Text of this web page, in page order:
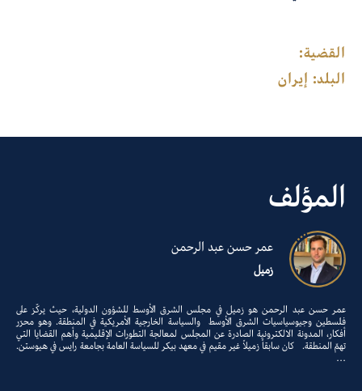
القضية:
البلد: إيران
المؤلف
عمر حسن عبد الرحمن
زميل
عمر حسن عبد الرحمن هو زميل في مجلس الشرق الأوسط للشؤون الدولية، حيث يركّز على
فلسطين وجيوسياسيات الشرق الأوسط والسياسة الخارجية الأمريكية في المنطقة. وهو محرّر
أفكار، المدونة الالكترونية الصادرة عن المجلس لمعالجة التطورات الإقليمية وأهم القضايا التي
تهمّ المنطقة. كان سابقاً زميلاً غير مقيم في معهد بيكر للسياسة العامة بجامعة رايس في هيوستن.
…